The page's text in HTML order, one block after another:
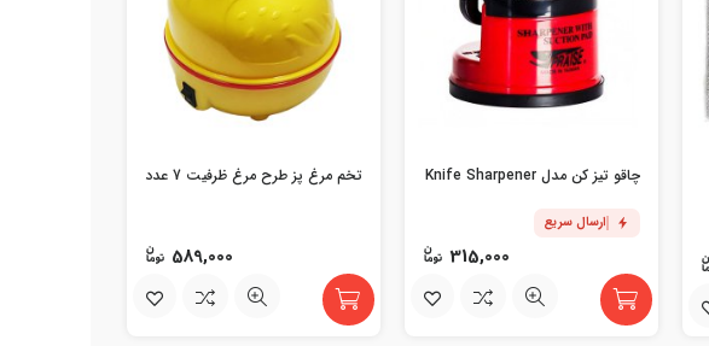
چاقو تیز کن مدل Knife Sharpener
ارسال سریع
315,000
تخم مرغ پز طرح مرغ ظرفیت 7 عدد
589,000